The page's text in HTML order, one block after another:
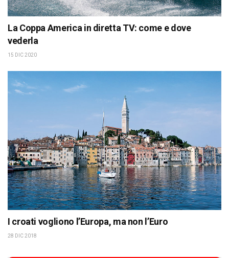
La Coppa America in diretta TV: come e dove
vederla
15 DIC 2020
I croati vogliono l’Europa, ma non l’Euro
28 DIC 2018